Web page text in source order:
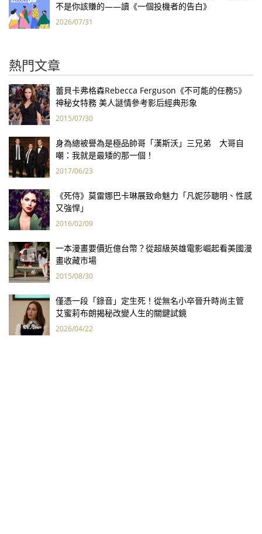
不是你該賺的——讀《一個投機者的告白》
2026/07/31
熱門文章
蕾貝卡弗格森Rebecca Ferguson《不可能的任務5》
神秘女特務 美人謎情參考影后經典形象
2015/07/30
身為總被譽為是極品帥哥「漢斯沃」三兄弟 大哥自
嘲：我就是最矮的那一個！
2017/06/23
《死侍》莫雷娜巴卡琳展致命魅力「凡妮莎聰明、性感
又強悍」
2016/02/09
一本漫畫要價近億台幣？從超級英雄電影崛起看美國漫
畫收藏市場
2015/08/30
僅憑一段「錄音」定生死！從無名小卒晉升時尚主管
艾蜜莉布朗揭秘改變人生的關鍵試鏡
2026/04/22